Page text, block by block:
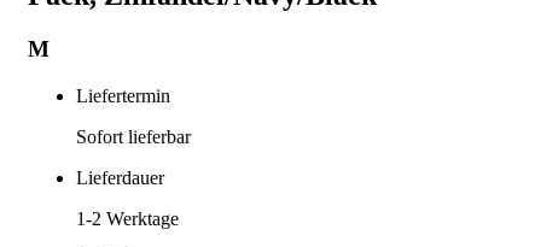
M
Liefertermin
Sofort lieferbar
Lieferdauer
1-2 Werktage